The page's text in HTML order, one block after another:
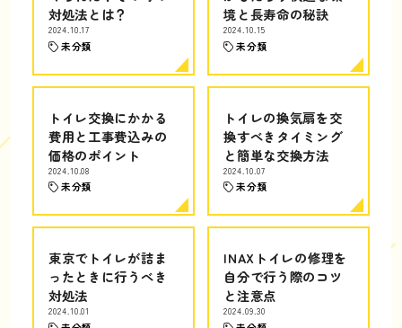
対処法とは？
2024.10.17
未分類
境と長寿命の秘訣
2024.10.15
未分類
トイレ交換にかかる
費用と工事費込みの
価格のポイント
2024.10.08
未分類
トイレの換気扇を交
換すべきタイミング
と簡単な交換方法
2024.10.07
未分類
東京でトイレが詰ま
ったときに行うべき
対処法
2024.10.01
INAXトイレの修理を
自分で行う際のコツ
と注意点
2024.09.30